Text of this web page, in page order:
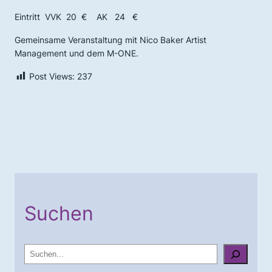
Eintritt VVK 20 € AK 24 €
Gemeinsame Veranstaltung mit Nico Baker Artist
Management und dem M-ONE.
Post Views: 237
Suchen
u